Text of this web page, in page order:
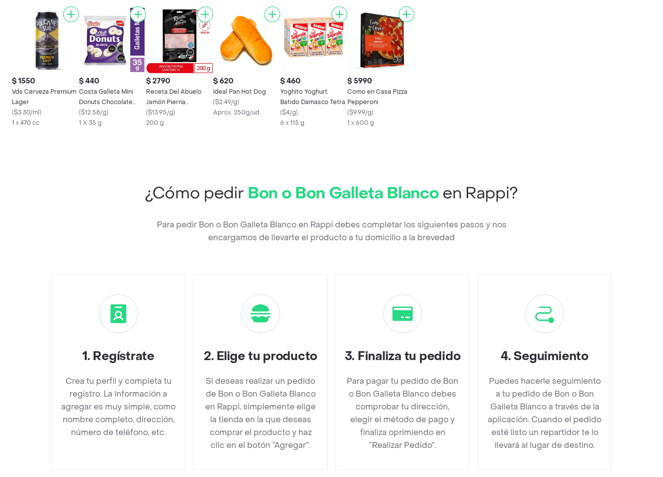
$ 1550
Vds Cerveza Premium
Lager
($3.30/ml)
1 x 470 cc
$ 440
Costa Galleta Mini
Donuts Chocolate
Blanco
($12.58/g)
1 X 35 g
$ 2790
Receta Del Abuelo
Jamón Pierna
Sándwich
($13.95/g)
200 g
$ 620
Ideal Pan Hot Dog
($2.49/g)
Aprox. 250g/ud
$ 460
Yoghito Yoghurt
Batido Damasco Tetra
($4/g)
6 x 115 g
$ 5990
Como en Casa Pizza
Pepperoni
($9.99/g)
1 x 600 g
¿Cómo pedir Bon o Bon Galleta Blancoen Rappi?
Para pedir Bon o Bon Galleta Blanco en Rappi debes completar los siguientes pasos y nos
encargamos de llevarte el producto a tu domicilio a la brevedad
1. Regístrate
Crea tu perfil y completa tu
registro. La información a
agregar es muy simple, como
nombre completo, dirección,
número de teléfono, etc.
2. Elige tu producto
Si deseas realizar un pedido
de Bon o Bon Galleta Blanco
en Rappi, simplemente elige
la tienda en la que deseas
comprar el producto y haz
clic en el botón “Agregar”.
3. Finaliza tu pedido
Para pagar tu pedido de Bon
o Bon Galleta Blanco debes
comprobar tu dirección,
elegir el método de pago y
finaliza oprimiendo en
“Realizar Pedido”.
4. Seguimiento
Puedes hacerle seguimiento
a tu pedido de Bon o Bon
Galleta Blanco a través de la
aplicación. Cuando el pedido
esté listo un repartidor te lo
llevará al lugar de destino.